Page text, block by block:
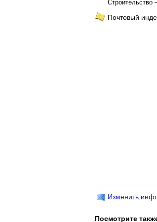
Строительство
Почтовый
Изменить
Посмотрите